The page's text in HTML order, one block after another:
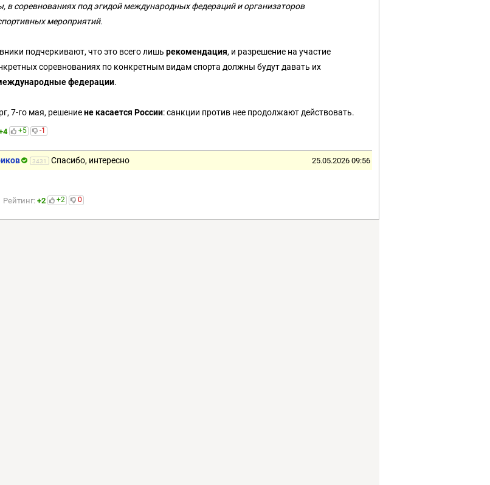
в соревнованиях под эгидой международных федераций и организаторов
мероприятий.
подчеркивают, что это всего лишь рекомендация, и разрешение на участие
соревнованиях по конкретным видам спорта должны будут давать их
федерации.
7-го мая, решениене касается России: санкции против нее продолжают действовать.
+5 -1
3431 Спасибо, интересно 25.05.2026 09:56
Рейтинг: +2 +2 0